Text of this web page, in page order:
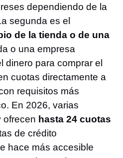
dependiendo de la
segunda es el
de la tienda o de una
o una empresa
dinero para comprar el
cuotas directamente a
requisitos más
En 2026, varias
ofrecen hasta 24 cuotas
de crédito
hace más accesible